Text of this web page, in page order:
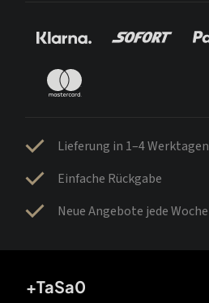
Lieferung in 1–4 Werktagen
Einfache Rückgabe
Neue Angebote jede Woche
+TaSa0